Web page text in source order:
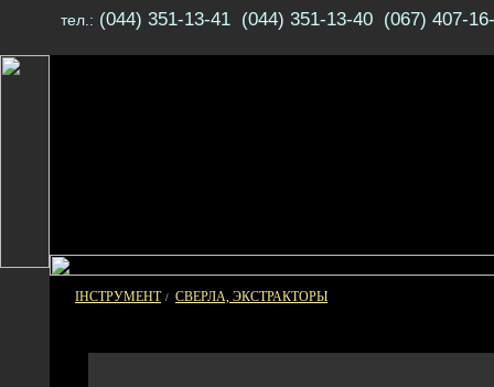
тел.: (044) 351-13-41 (044) 351-13-40 (067) 407-
ІНСТРУМЕНТ / СВЕРЛА, ЭКСТРАКТОРЫ